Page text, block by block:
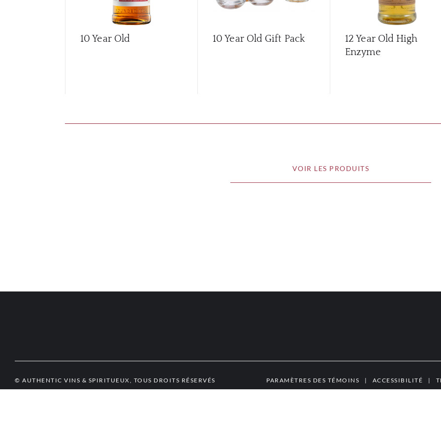
10 Year Old 10 Year Old Gift Pack
12 Year Old High
Enzyme
VOIR LES PRODUITS
© AUTHENTIC VINS & SPIRITUEUX, TOUS DROITS RÉSERVÉS PARAMÈTRES DES TÉMOINS | ACCESSIBILITÉ |